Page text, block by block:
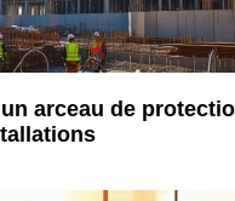
arceau de